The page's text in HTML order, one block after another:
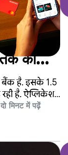
करके,
की
बैंक है. इसके 1.5
है. ऐप्लिकेशन
के शुरू
दो मिनट में पढ़ें